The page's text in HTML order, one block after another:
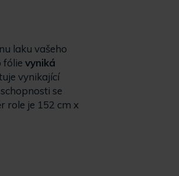
laku vašeho
fólie vyniká
vynikající
se
role je 152 cm x